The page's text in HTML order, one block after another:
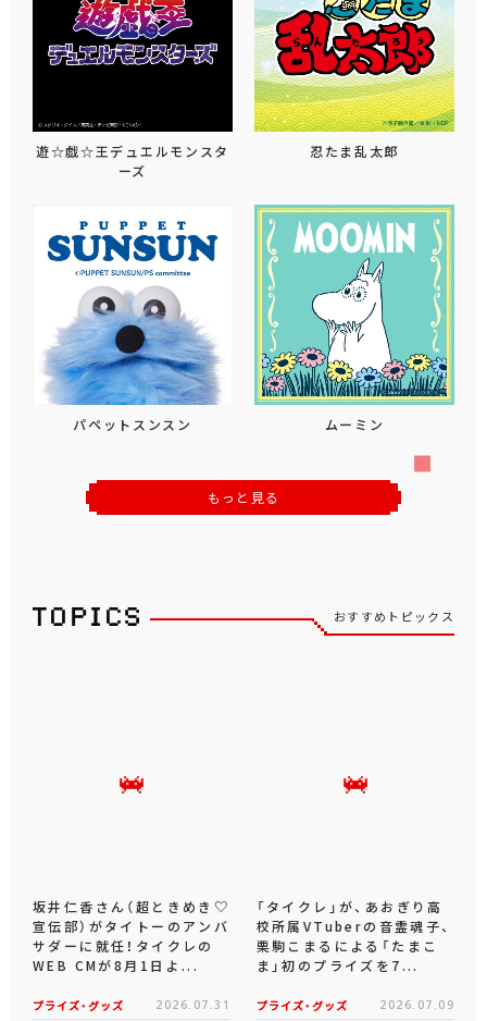
遊☆戯☆王デュエルモンスタ
ーズ
忍たま乱太郎
パペットスンスン ムーミン
もっと見る
おすすめトピックス
坂井仁香さん（超ときめき♡
宣伝部）がタイトーのアンバ
サダーに就任！タイクレの
WEB CMが8月1日よ...
プライズ・グッズ 2026.07.31
「タイクレ」が、あおぎり高
校所属VTuberの音霊魂子、
栗駒こまるによる「たまこ
ま」初のプライズを7...
プライズ・グッズ 2026.07.09